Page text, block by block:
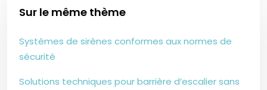
Sur le même thème
Systèmes de sirènes conformes aux normes de
sécurité
Solutions techniques pour barrière d’escalier sans